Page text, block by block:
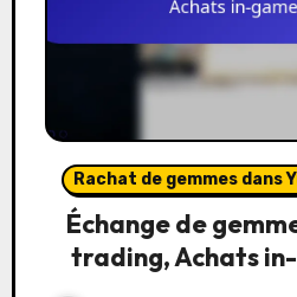
Rachat de gemmes dans
Échange de
trading, Achats